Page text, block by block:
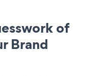
of
Brand